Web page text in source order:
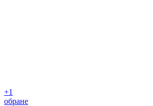
+1
обране